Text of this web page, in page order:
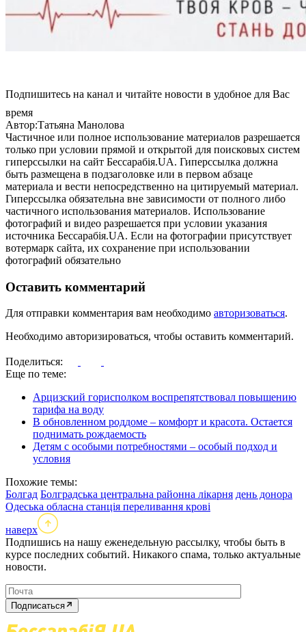
Подпишитесь на канал и читайте новости в удобное для Вас
время
Автор:Татьяна Манолова
Частичное или полное использование материалов разрешается
только при условии прямой и открытой для поисковых систем
гиперссылки на сайт Бессарабія.UA. Гиперссылка должна
быть размещена в подзаголовке или в первом абзаце
материала и вести непосредственно на цитируемый материал.
Гиперссылка обязательна вне зависимости от полного либо
частичного использования материалов. Использование
фотографий и видео разрешается при условии указания
источника Бессарабія.UA. Если на фотографии присутствует
вотермарк сайта, их сохранение при использовании
фотографий обязательно
Оставить комментарий
Для отправки комментария вам необходимо авторизоваться.
Необходимо авторизироваться, чтобы оставить комментарий.
Поделиться:
Еще по теме:
Арцизский горисполком воспрепятствовал повышению
тарифа на воду
В обновленном роддоме – комфорт и красота. Остается
поднимать рождаемость
Детям с особыми потребностями – особый подход и
условия
Похожие темы:
Болгад Болградська центральна районна лікарня день донора
Одеська обласна станція переливання крові
наверх
Подпишись на нашу еженедельную рассылку, чтобы быть в
курсе последних событий. Никакого спама, только актуальные
новости.
Подписаться